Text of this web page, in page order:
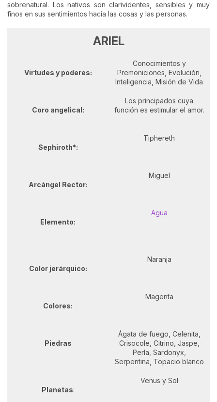
sobrenatural. Los nativos son clarividentes, sensibles y muy
finos en sus sentimientos hacia las cosas y las personas.
ARIEL
Virtudes y poderes:
Conocimientos y
Premoniciones, Evolución,
Inteligencia, Misión de Vida
Coro angelical:
Los principados cuya
función es estimular el amor.
Sephiroth*:
Tiphereth
Arcángel Rector:
Miguel
Elemento:
Agua
Color jerárquico:
Naranja
Colores:
Magenta
Piedras
Ágata de fuego, Celenita,
Crisocole, Citrino, Jaspe,
Perla, Sardonyx,
Serpentina, Topacio blanco
Planetas:
Venus y Sol